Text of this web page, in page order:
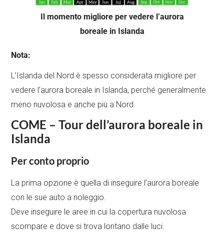
Il momento migliore per vedere l’aurora
boreale in Islanda
Nota:
L’Islanda del Nord è spesso considerata migliore per
vedere l’aurora boreale in Islanda, perché generalmente
meno nuvolosa e anche più a Nord.
COME – Tour dell’aurora boreale in
Islanda
Per conto proprio
La prima opzione è quella di inseguire l’aurora boreale
con le sue auto a noleggio.
Deve inseguire le aree in cui la copertura nuvolosa
scompare e dove si trova lontano dalle luci.